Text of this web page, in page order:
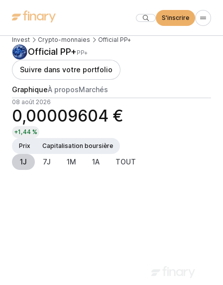
S'inscrire
Invest Crypto-monnaies Official PP+
Official PP+ PP+
Suivre dans votre portfolio
GraphiqueÀ proposMarchés
08 août 2026
0,00009604 €
+1,44 %
Prix
Capitalisation boursière
1J 7J 1M 1A TOUT